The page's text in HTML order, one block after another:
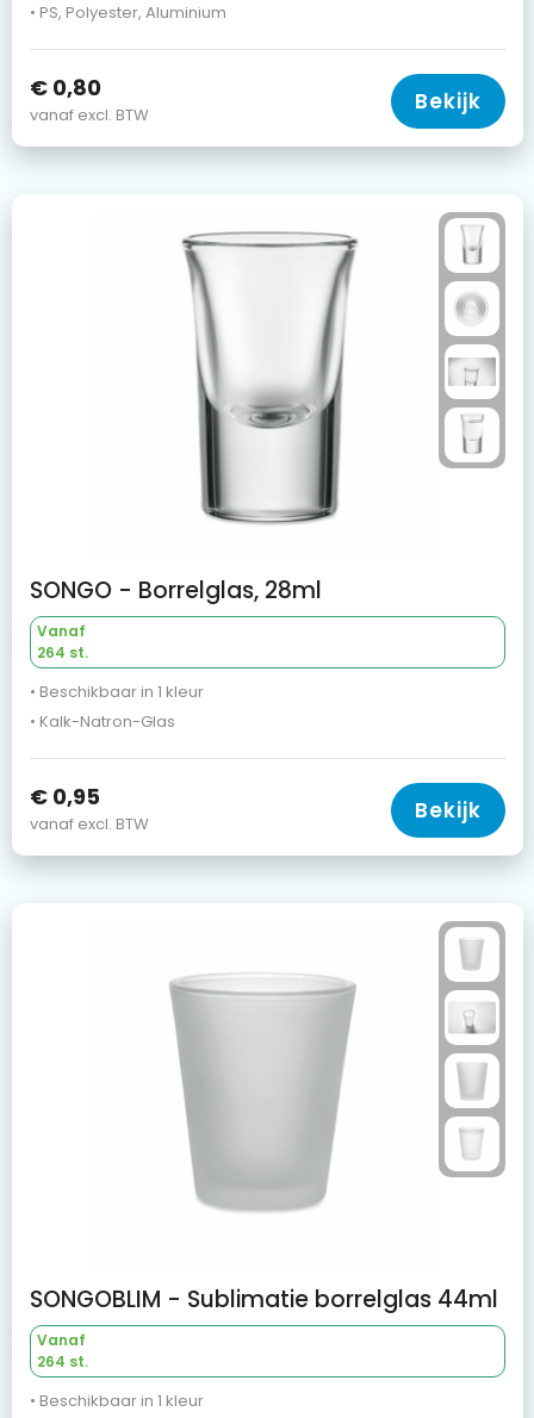
• PS, Polyester, Aluminium
€ 0,80
vanaf excl. BTW Bekijk
SONGO - Borrelglas, 28ml
Vanaf
264 st.
• Beschikbaar in 1 kleur
• Kalk-Natron-Glas
€ 0,95
vanaf excl. BTW Bekijk
SONGOBLIM - Sublimatie borrelglas 44ml
Vanaf
264 st.
• Beschikbaar in 1 kleur